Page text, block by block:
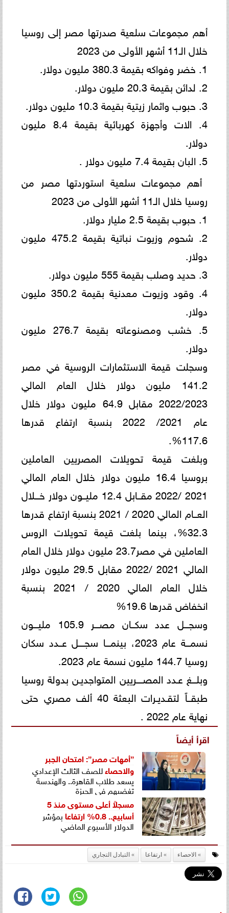
أهم مجموعات سلعية صدرتها مصر إلى روسيا
خلال الـ11 أشهر الأولى من 2023
1. خضر وفواكه بقيمة 380.3 مليون دولار.
2. لدائن بقيمة 20.3 مليون دولار.
3. حبوب واثمار زيتية بقيمة 10.3 مليون دولار.
4. الات وأجهزة كهربائية بقيمة 8.4 مليون
دولار.
5. البان بقيمة 7.4 مليون دولار .
أهم مجموعات سلعية استوردتها مصر من
روسيا خلال الـ11 أشهر الأولى من 2023
1. حبوب بقيمة 2.5 مليار دولار.
2. شحوم وزيوت نباتية بقيمة 475.2 مليون
دولار.
3. حديد وصلب بقيمة 555 مليون دولار.
4. وقود وزيوت معدنية بقيمة 350.2 مليون
دولار.
5. خشب ومصنوعاته بقيمة 276.7 مليون
دولار.
وسجلت قيمة الاستثمارات الروسية في مصر
141.2 مليون دولار خلال العام المالي
2022/2023 مقابل 64.9 مليون دولار خلال
عام 2021/ 2022 بنسبة ارتفاع قدرها
117.6%.
وبلغت قيمة تحويلات المصريين العاملين
بروسيا 16.4 مليون دولار خلال العام المالي
2021 /2022 مقــابل 12.4 مليــون دولار خـــلال
العــام المالي 2020 / 2021 بنسبة ارتفاع قدرها
32.3%، بينما بلغت قيمة تحويلات الروس
العاملين في مصر23.7 مليون دولار خلال العام
المالي 2021 /2022 مقابل 29.5 مليون دولار
خلال العام المالي 2020 / 2021 بنسبة
انخفاض قدرها 19.6%
وسجـــل عدد سكــان مصـــر 105.9 مليـــون
نسمـــة عام 2023، بينمـــا سجــــل عــدد سكان
روسيا 144.7 مليون نسمة عام 2023.
وبلـــغ عـدد المصــــريين المتواجديـن بدولة روسيا
طبقــاً لتقـديـرات البعثة 40 ألف مصري حتى
نهاية عام 2022 .
اقرأ أيضاً
”أمهات مصر”: امتحان الجبر
والاحصاءللصف الثالث الإعدادي
يسعد طلاب القاهرة.. والهندسة
تغضبهم في الجيزة
مسجلاً أعلى مستوى منذ 5
أسابيع.. 0.8%
ارتفاعا بمؤشر
الدولار الأسبوع الماضي
الاحصاء ارتفاعا التبادل التجاري